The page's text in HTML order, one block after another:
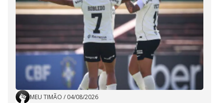
MEU TIMÃO / 04/08/2026